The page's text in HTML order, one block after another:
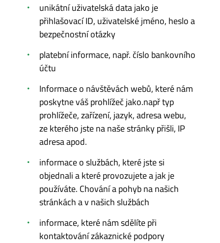
unikátní uživatelská data jako je
přihlašovací ID, uživatelské jméno, heslo a
bezpečnostní otázky
platební informace, např. číslo bankovního
účtu
Informace o návštěvách webů, které nám
poskytne váš prohlížeč jako.např typ
prohlížeče, zařízení, jazyk, adresa webu,
ze kterého jste na naše stránky přišli, IP
adresa apod.
informace o službách, které jste si
objednali a které provozujete a jak je
používáte. Chování a pohyb na našich
stránkách a v našich službách
informace, které nám sdělíte při
kontaktování zákaznické podpory